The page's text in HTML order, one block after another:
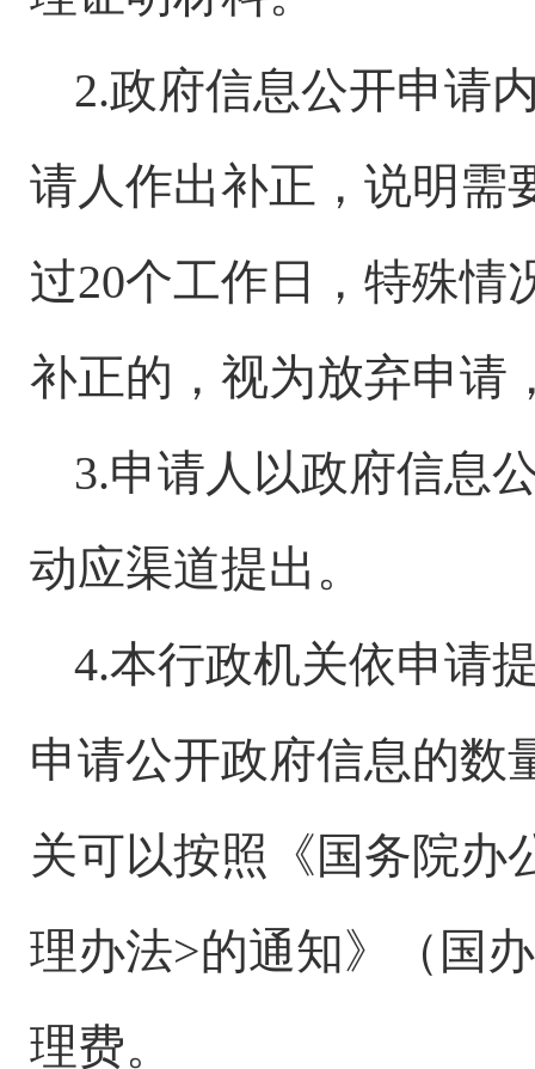
2.政府信息公开申请
请人作出补正，说明需
过20个工作日，特殊情
补正的，视为放弃申请
3.申请人以政府信息
动应渠道提出。
4.本行政机关依申请
申请公开政府信息的数
关可以按照《国务院办
理办法>的通知》（国
理费。